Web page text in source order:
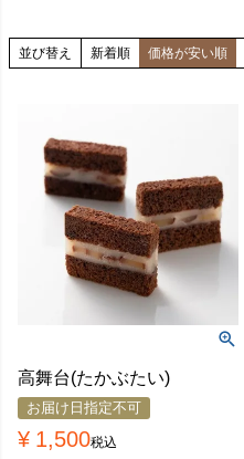
並び替え 新着順 価格が安い順
高舞台(たかぶたい)
お届け日指定不可
¥ 1,500税込